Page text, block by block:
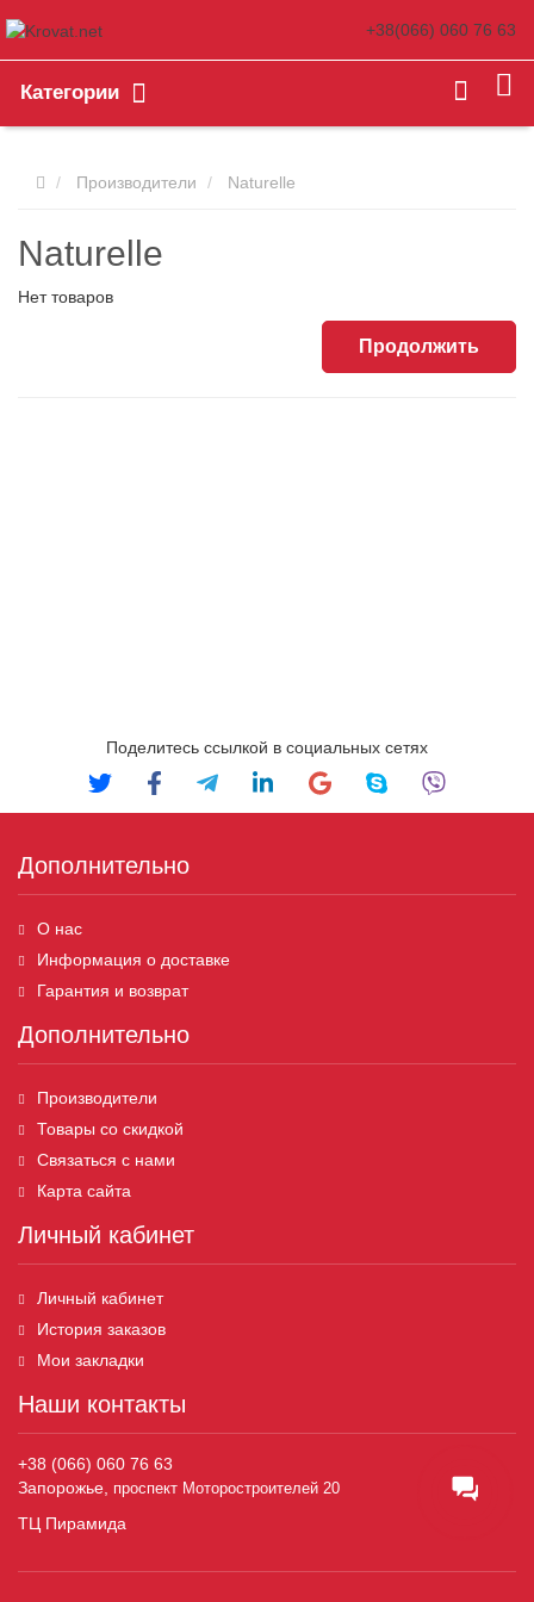
+38(066) 060 76 63
Категории
Производители Naturelle
Naturelle
Нет товаров
Продолжить
Поделитесь ссылкой в социальных сетях
Дополнительно
О нас
Информация о доставке
Гарантия и возврат
Дополнительно
Производители
Товары со скидкой
Связаться с нами
Карта сайта
Личный кабинет
Личный кабинет
История заказов
Мои закладки
Наши контакты
+38 (066) 060 76 63
Запорожье, проспект Моторостроителей 20
ТЦ Пирамида